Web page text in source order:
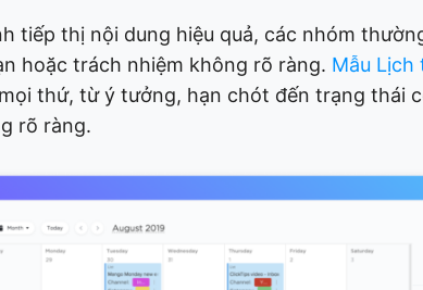
tiếp thị nội dung hiệu quả, các nhóm
hoặc trách nhiệm không rõ ràng. Mẫu Lịch
thứ, từ ý tưởng, hạn chót đến trạng thái
rõ ràng.